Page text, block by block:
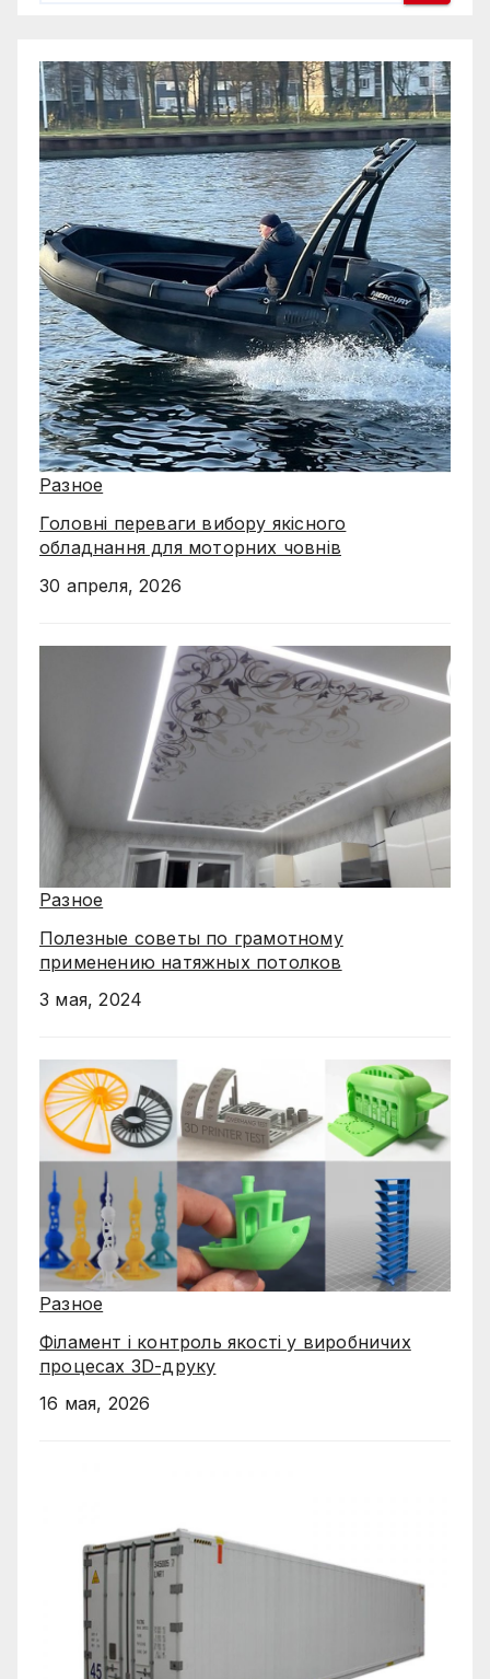
Разное
Головні переваги вибору якісного
обладнання для моторних човнів
30 апреля, 2026
Разное
Полезные советы по грамотному
применению натяжных потолков
3 мая, 2024
Разное
Філамент і контроль якості у виробничих
процесах 3D-друку
16 мая, 2026